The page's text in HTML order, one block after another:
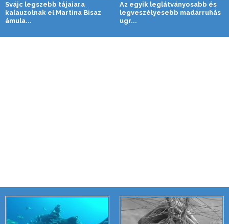
Svájc legszebb tájaiara
kalauzolnak el Martina Bisaz
ámula...
Az egyik leglátványosabb és
legveszélyesebb madárruhás
ugr...